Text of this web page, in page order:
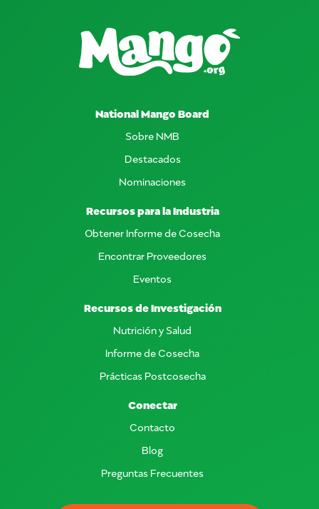
National Mango Board
Sobre NMB
Destacados
Nominaciones
Recursos para la Industria
Obtener Informe de Cosecha
Encontrar Proveedores
Eventos
Recursos de Investigación
Nutrición y Salud
Informe de Cosecha
Prácticas Postcosecha
Conectar
Contacto
Blog
Preguntas Frecuentes